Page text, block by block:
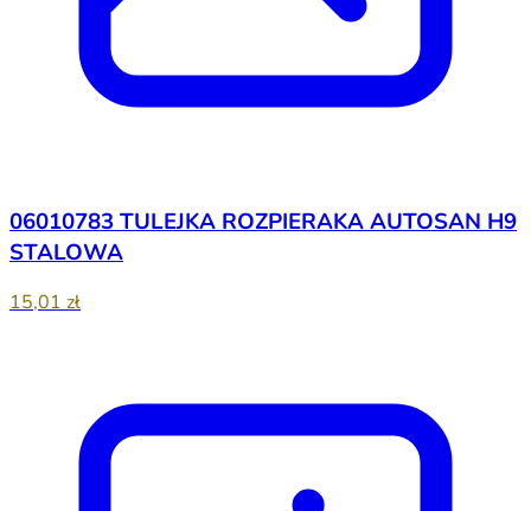
06010783 TULEJKA ROZPIERAKA AUTOSAN H9
STALOWA
15,01 zł